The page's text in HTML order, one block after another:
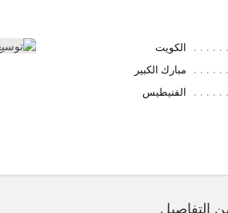
الكويت
مبارك الكبير
الفنيطيس
التفاصيل